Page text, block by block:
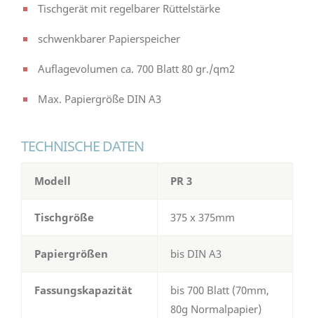
Tischgerät mit regelbarer Rüttelstärke
schwenkbarer Papierspeicher
Auflagevolumen ca. 700 Blatt 80 gr./qm2
Max. Papiergröße DIN A3
TECHNISCHE DATEN
Modell PR 3
Tischgröße 375 x 375mm
Papiergrößen bis DIN A3
Fassungskapazität
bis 700 Blatt (70mm,
80g Normalpapier)